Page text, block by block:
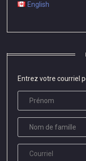
English
Entrez votre courriel